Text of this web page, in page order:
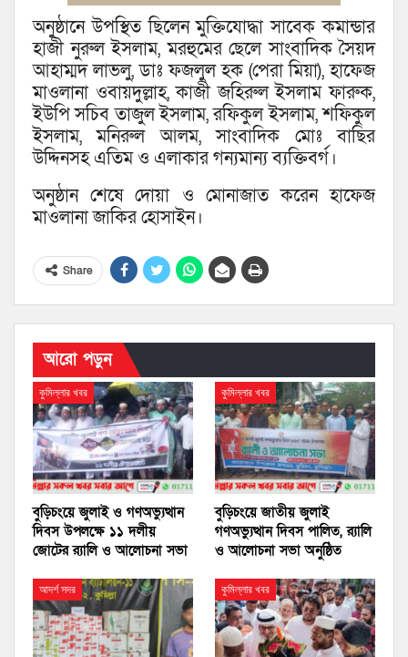
অনুষ্ঠানে উপস্থিত ছিলেন মুক্তিযোদ্ধা সাবেক কমান্ডার
হাজী নুরুল ইসলাম, মরহুমের ছেলে সাংবাদিক সৈয়দ
আহাম্মদ লাভলু, ডাঃ ফজলুল হক (পেরা মিয়া), হাফেজ
মাওলানা ওবায়দুল্লাহ, কাজী জহিরুল ইসলাম ফারুক,
ইউপি সচিব তাজুল ইসলাম, রফিকুল ইসলাম, শফিকুল
ইসলাম, মনিরুল আলম, সাংবাদিক মোঃ বাছির
উদ্দিনসহ এতিম ও এলাকার গন্যমান্য ব্যক্তিবর্গ।
অনুষ্ঠান শেষে দোয়া ও মোনাজাত করেন হাফেজ
মাওলানা জাকির হোসাইন।
Share
আরো পড়ুন
কুমিল্লার খবর
বুড়িচংয়ে জুলাই ও গণঅভ্যুত্থান
দিবস উপলক্ষে ১১ দলীয়
জোটের র‍্যালি ও আলোচনা সভা
কুমিল্লার খবর
বুড়িচংয়ে জাতীয় জুলাই
গণঅভ্যুত্থান দিবস পালিত, র‍্যালি
ও আলোচনা সভা অনুষ্ঠিত
আদর্শ সদর কুমিল্লার খবর